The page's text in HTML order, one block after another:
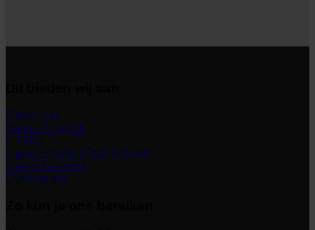
Financieel
Salaris | Payroll
E-HRM
Implementatie | Optimalisatie
Interim Services
Outsourcing